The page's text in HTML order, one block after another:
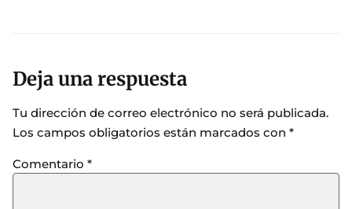
Deja una respuesta
Tu dirección de correo electrónico no será publicada.
Los campos obligatorios están marcados con *
Comentario *